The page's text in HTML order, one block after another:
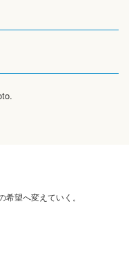
希望へ変えていく。